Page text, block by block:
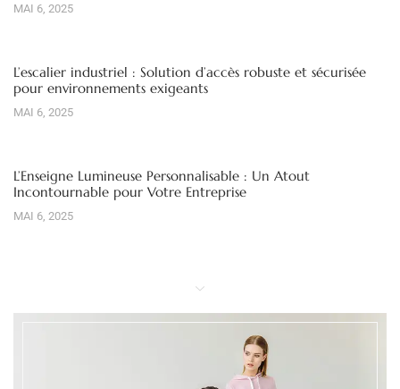
MAI 6, 2025
L’escalier industriel : Solution d’accès robuste et sécurisée
pour environnements exigeants
MAI 6, 2025
L’Enseigne Lumineuse Personnalisable : Un Atout
Incontournable pour Votre Entreprise
MAI 6, 2025